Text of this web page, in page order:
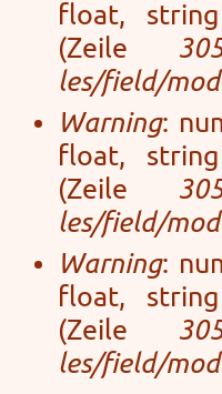
float,
(Zeile
les/field/
Warning:
float,
(Zeile
les/field/
Warning:
float,
(Zeile
les/field/